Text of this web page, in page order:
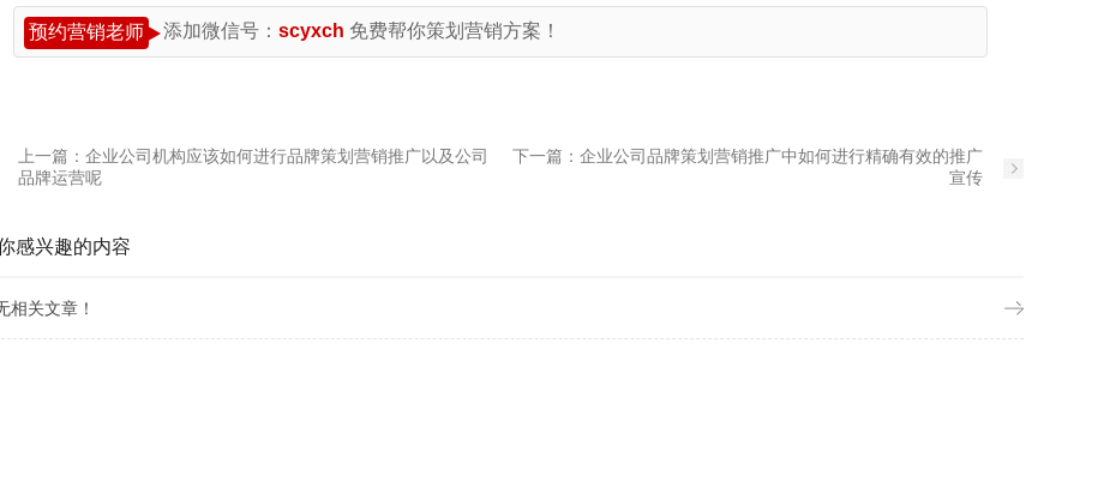
预约营销老师 添加微信号： scyxch 免费帮你策划营销方案！
上一篇： 企业公司机构应该如何进行品牌策划营销推广以及公司
品牌运营呢
下一篇： 企业公司品牌策划营销推广中如何进行精确有效的推广
宣传
感兴趣的内容
相关文章！